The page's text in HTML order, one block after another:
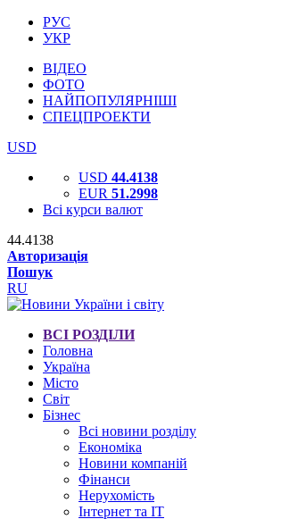
РУС
УКР
ВІДЕО
ФОТО
НАЙПОПУЛЯРНІШІ
СПЕЦПРОЕКТИ
USD
USD 44.4138
EUR 51.2998
Всі курси валют
44.4138
Авторизація
Пошук
RU
ВСІ РОЗДІЛИ
Головна
Україна
Місто
Світ
Бізнес
Всі новини розділу
Економіка
Новини компаній
Фінанси
Нерухомість
Інтернет та IT